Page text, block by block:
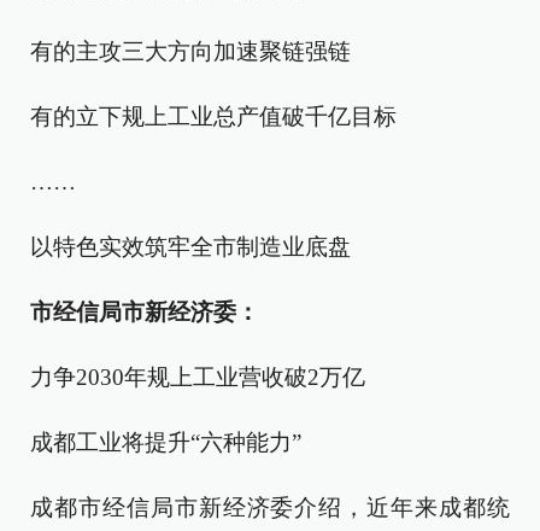
有的主攻三大方向加速聚链强链
有的立下规上工业总产值破千亿目标
……
以特色实效筑牢全市制造业底盘
市经信局市新经济委：
力争2030年规上工业营收破2万亿
成都工业将提升“六种能力”
成都市经信局市新经济委介绍，近年来成都统